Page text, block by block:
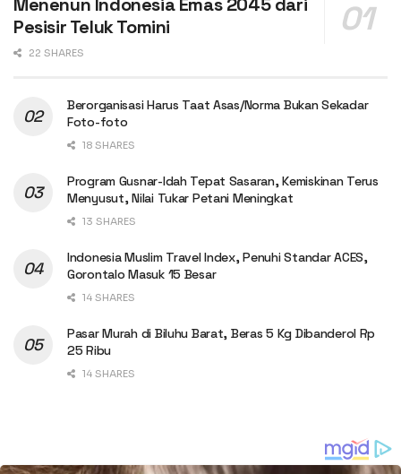
Menenun Indonesia Emas 2045 dari
Pesisir Teluk Tomini
22 SHARES
Berorganisasi Harus Taat Asas/Norma Bukan Sekadar
Foto-foto
18 SHARES
Program Gusnar-Idah Tepat Sasaran, Kemiskinan Terus
Menyusut, Nilai Tukar Petani Meningkat
13 SHARES
Indonesia Muslim Travel Index, Penuhi Standar ACES,
Gorontalo Masuk 15 Besar
14 SHARES
Pasar Murah di Biluhu Barat, Beras 5 Kg Dibanderol Rp
25 Ribu
14 SHARES